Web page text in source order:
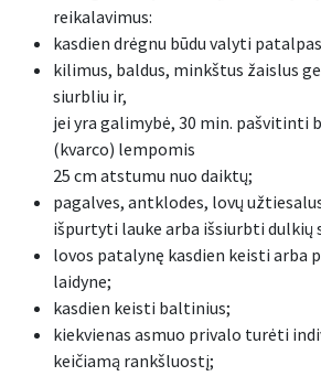
reikalavimus:
kasdien drėgnu būdu valyti
kilimus, baldus, minkštus žaislus
siurbliu ir,
jei yra galimybė, 30 min. pašvitinti
(kvarco) lempomis
25 cm atstumu nuo daiktų;
pagalves, antklodes, lovų
išpurtyti lauke arba išsiurbti dulkių
lovos patalynę kasdien keisti arba
laidyne;
kasdien keisti baltinius;
kiekvienas asmuo privalo turėti
keičiamą rankšluostį;